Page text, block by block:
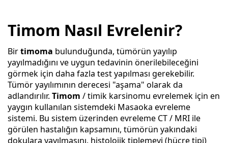
Timom Nasıl Evrelenir?
Birtimoma bulunduğunda, tümörün yayılıp
yayılmadığını ve uygun tedavinin önerilebileceğini
görmek için daha fazla test yapılması gerekebilir.
Tümör yayılımının derecesi "aşama" olarak da
adlandırılır. Timom / timik karsinomu evrelemek için en
yaygın kullanılan sistemdeki Masaoka evreleme
sistemi. Bu sistem üzerinden evreleme CT / MRI ile
görülen hastalığın kapsamını, tümörün yakındaki
dokulara yayılmasını, histolojik tiplemeyi (hücre tipi)